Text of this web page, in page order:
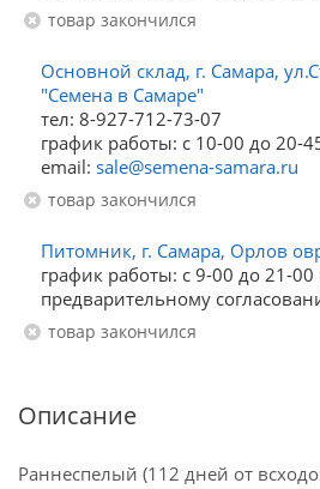
Товар закончился
Основной склад, г. Самара,
"Семена в Самаре"
тел: 8-927-712-73-07
график работы: с 10-00 до 20-
email: sale@semena-samara.ru
Товар закончился
Питомник, г. Самара, Орлов
график работы: с 9-00 до 21-00
предварительному
Товар закончился
Описание
Раннеспелый (112 дней от